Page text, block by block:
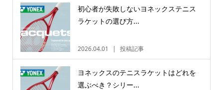
初心者が失敗しないヨネックステニス
ラケットの選び方...
2026.04.01 投稿記事
ヨネックスのテニスラケットはどれを
選ぶべき？シリー...